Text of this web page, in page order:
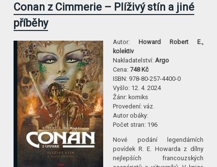
Conan z Cimmerie – Plíživý stín a jiné
příběhy
Autor:Howard Robert E.,
kolektiv
Nakladatelství: Argo
Cena:748 Kč
ISBN: 978-80-257-4400-0
Vyšlo: 12. 4. 2024
Žánr:komiks
Provedení:váz.
Autor obáky:
Počet stran: 196
Nové podání legendárních
povídek R. E. Howarda z dílny
nejlepších francouzských